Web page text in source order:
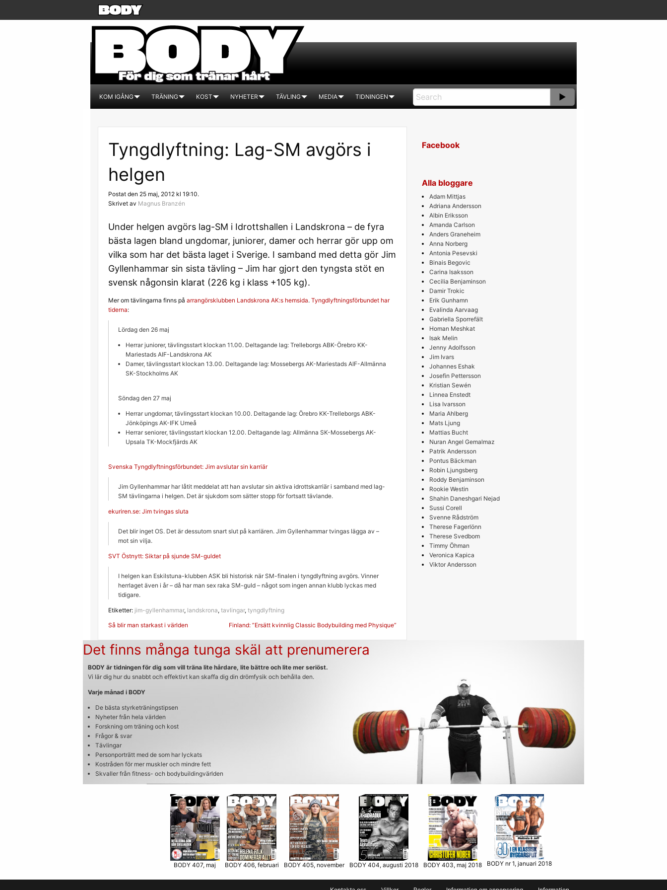
KOM IGÅNG TRÄNING KOST NYHETER TÄVLING MEDIA TIDNINGEN
Tyngdlyftning: Lag-SM avgörs i
helgen
Postat den 25 maj, 2012 kl 19:10.
Skrivet av Magnus Branzén
Under helgen avgörs lag-SM i Idrottshallen i Landskrona – de fyra
bästa lagen bland ungdomar, juniorer, damer och herrar gör upp om
vilka som har det bästa laget i Sverige. I samband med detta gör Jim
Gyllenhammar sin sista tävling – Jim har gjort den tyngsta stöt en
svensk någonsin klarat (226 kg i klass +105 kg).
Mer om tävlingarna finns på arrangörsklubben Landskrona AK:s hemsida. Tyngdlyftningsförbundet har
tiderna:
Lördag den 26 maj
Herrar juniorer, tävlingsstart klockan 11.00. Deltagande lag: Trelleborgs ABK-Örebro KK-
Mariestads AIF-Landskrona AK
Damer, tävlingsstart klockan 13.00. Deltagande lag: Mossebergs AK-Mariestads AIF-Allmänna
SK-Stockholms AK
Söndag den 27 maj
Herrar ungdomar, tävlingsstart klockan 10.00. Deltagande lag: Örebro KK-Trelleborgs ABK-
Jönköpings AK-IFK Umeå
Herrar seniorer, tävlingsstart klockan 12.00. Deltagande lag: Allmänna SK-Mossebergs AK-
Upsala TK-Mockfjärds AK
Svenska Tyngdlyftningsförbundet: Jim avslutar sin karriär
Jim Gyllenhammar har låtit meddelat att han avslutar sin aktiva idrottskarriär i samband med lag-
SM tävlingarna i helgen. Det är sjukdom som sätter stopp för fortsatt tävlande.
ekuriren.se: Jim tvingas sluta
Det blir inget OS. Det är dessutom snart slut på karriären. Jim Gyllenhammar tvingas lägga av –
mot sin vilja.
SVT Östnytt: Siktar på sjunde SM-guldet
I helgen kan Eskilstuna-klubben ASK bli historisk när SM-finalen i tyngdlyftning avgörs. Vinner
herrlaget även i år – då har man sex raka SM-guld – något som ingen annan klubb lyckas med
tidigare.
Etiketter: jim-gyllenhammar, landskrona, tavlingar, tyngdlyftning
Inläggsnavigering
Så blir man starkast i världen Finland: ”Ersätt kvinnlig Classic Bodybuilding med Physique”
Facebook
Alla bloggare
Adam Mittjas
Adriana Andersson
Albin Eriksson
Amanda Carlson
Anders Graneheim
Anna Norberg
Antonia Pesevski
Binais Begovic
Carina Isaksson
Cecilia Benjaminson
Damir Trokic
Erik Gunhamn
Evalinda Aarvaag
Gabriella Sporrefält
Homan Meshkat
Isak Melin
Jenny Adolfsson
Jim Ivars
Johannes Eshak
Josefin Pettersson
Kristian Sewén
Linnea Enstedt
Lisa Ivarsson
Maria Ahlberg
Mats Ljung
Mattias Bucht
Nuran Angel Gemalmaz
Patrik Andersson
Pontus Bäckman
Robin Ljungsberg
Roddy Benjaminson
Rookie Westin
Shahin Daneshgari Nejad
Sussi Corell
Svenne Rådström
Therese Fagerlönn
Therese Svedbom
Timmy Öhman
Veronica Kapica
Viktor Andersson
Det finns många tunga skäl att prenumerera
BODY är tidningen för dig som vill träna lite hårdare, lite bättre och lite mer seriöst.
Vi lär dig hur du snabbt och effektivt kan skaffa dig din drömfysik och behålla den.
Varje månad i BODY
De bästa styrketräningstipsen
Nyheter från hela världen
Forskning om träning och kost
Frågor & svar
Tävlingar
Personporträtt med de som har lyckats
Kostråden för mer muskler och mindre fett
Skvaller från fitness- och bodybuildingvärlden
BODY 407, maj BODY 406, februari BODY 405, november BODY 404, augusti 2018 BODY 403, maj 2018 BODY nr 1, januari 2018